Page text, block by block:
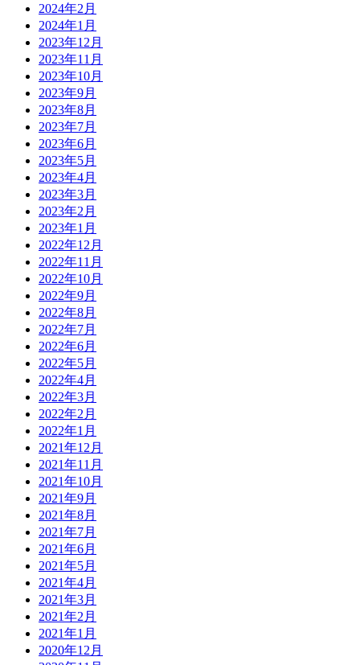
2024年2月
2024年1月
2023年12月
2023年11月
2023年10月
2023年9月
2023年8月
2023年7月
2023年6月
2023年5月
2023年4月
2023年3月
2023年2月
2023年1月
2022年12月
2022年11月
2022年10月
2022年9月
2022年8月
2022年7月
2022年6月
2022年5月
2022年4月
2022年3月
2022年2月
2022年1月
2021年12月
2021年11月
2021年10月
2021年9月
2021年8月
2021年7月
2021年6月
2021年5月
2021年4月
2021年3月
2021年2月
2021年1月
2020年12月